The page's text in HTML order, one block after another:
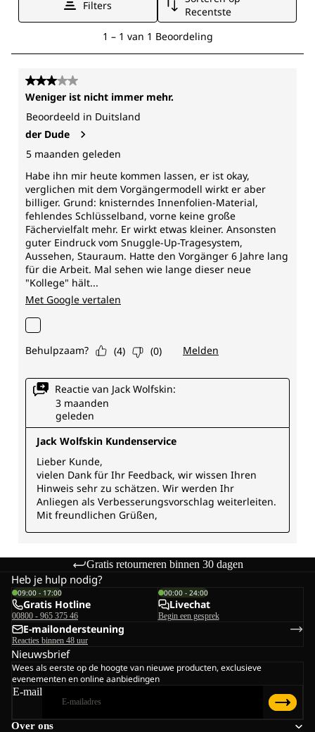
Gratis retourneren binnen 30 dagen
Over ons
Heb je hulp nodig?
09:00 - 17:00
Gratis Hotline
00800 - 965 375 46
00:00 - 24:00
Livechat
Begin een gesprek
E-mailondersteuning
Reacties binnen 48 uur
Nieuwsbrief
Wees als eerste op de hoogte van nieuwe producten, exclusieve
evenementen en online aanbiedingen
E-mail